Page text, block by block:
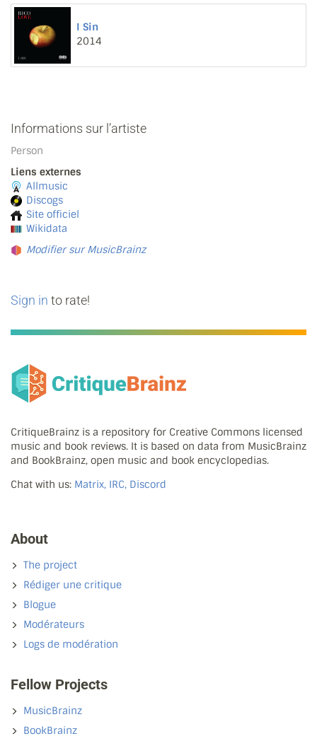
I Sin
2014
Informations sur l’artiste
Person
Liens externes
Allmusic
Discogs
Site officiel
Wikidata
Modifier sur MusicBrainz
Sign in to rate!
CritiqueBrainz is a repository for Creative Commons licensed
music and book reviews. It is based on data from MusicBrainz
and BookBrainz, open music and book encyclopedias.
Chat with us: Matrix, IRC, Discord
About
The project
Rédiger une critique
Blogue
Modérateurs
Logs de modération
Fellow Projects
MusicBrainz
BookBrainz